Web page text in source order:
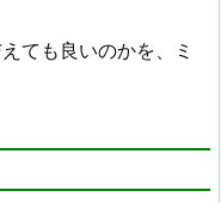
ても良いのかを、ミ